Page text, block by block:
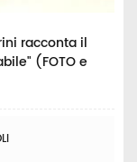
racconta il
(FOTO e